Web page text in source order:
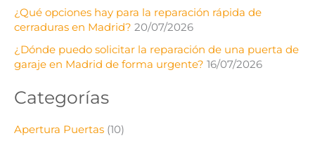
¿Qué opciones hay para la reparación rápida de
cerraduras en Madrid? 20/07/2026
¿Dónde puedo solicitar la reparación de una puerta de
garaje en Madrid de forma urgente? 16/07/2026
Categorías
Apertura Puertas (10)